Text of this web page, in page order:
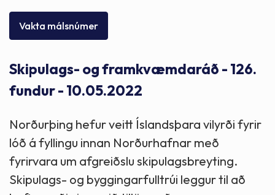
Vakta málsnúmer
Skipulags- og framkvæmdaráð - 126.
fundur - 10.05.2022
Norðurþing hefur veitt Íslandsþara vilyrði fyrir
lóð á fyllingu innan Norðurhafnar með
fyrirvara um afgreiðslu skipulagsbreyting.
Skipulags- og byggingarfulltrúi leggur til að